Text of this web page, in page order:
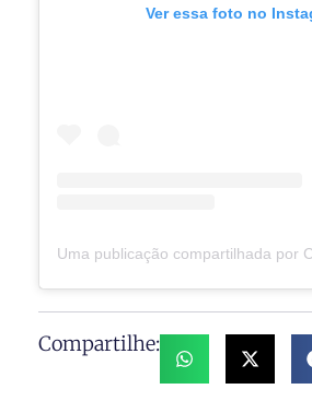
Ver essa foto no
Compartilhe: